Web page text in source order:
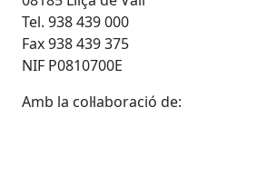
Ajuntament de Lliçà de Vall
C/ Plaça de la Vila, s/n
08185 Lliça de Vall
Tel. 938 439 000
Fax 938 439 375